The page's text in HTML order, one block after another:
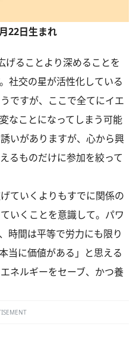
22日生まれ
ることより深めることを
社交の星が活性化している
ですが、ここで全てにイエ
なことになってしまう可能
いがありますが、心から興
るものだけに参加を絞って
ていくよりもすでに関係の
いくことを意識して。パワ
時間は平等で労力にも限り
当に価値がある」と思える
ネルギーをセーブ、かつ養